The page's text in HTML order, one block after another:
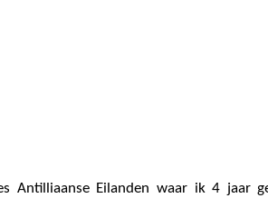
Antilliaanse Eilanden waar ik 4 jaar